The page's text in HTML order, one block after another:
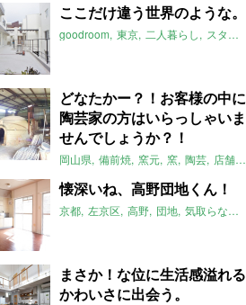
ここだけ違う世界のような。
goodroom 東京 二人暮らし スタイリッシュ
どなたかー？！お客様の中に
陶芸家の方はいらっしゃいま
せんでしょうか？！
岡山県 備前焼 窯元 窯 陶芸 店舗付
懐深いね、高野団地くん！
京都 左京区 高野 団地 気取らない
まさか！な位に生活感溢れる
かわいさに出会う。